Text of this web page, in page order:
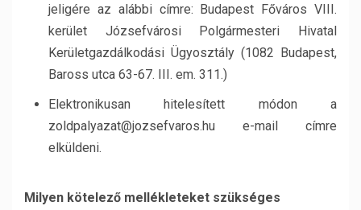
jeligére az alábbi címre: Budapest Főváros VIII.
kerület Józsefvárosi Polgármesteri Hivatal
Kerületgazdálkodási Ügyosztály (1082 Budapest,
Baross utca 63-67. III. em. 311.)
Elektronikusan hitelesített módon a
zoldpalyazat@jozsefvaros.hu e-mail címre
elküldeni.
Milyen kötelező mellékleteket szükséges